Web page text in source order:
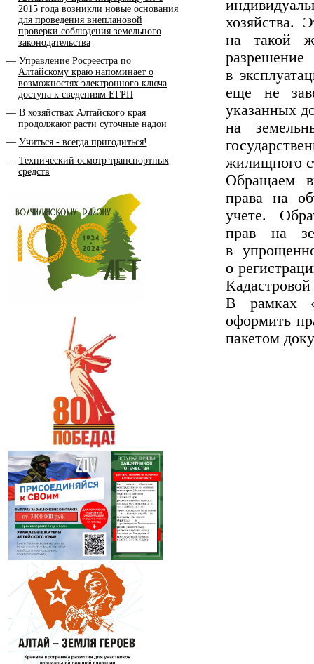
2015 года возникли новые основания
для проведения внеплановой
проверки соблюдения земельного
законодательства
Управление Росреестра по
Алтайскому краю напоминает о
возможностях электронного ключа
доступа к сведениям ЕГРП
В хозяйствах Алтайского края
продолжают расти суточные надои
Учиться - всегда пригодиться!
Технический осмотр транспортных
средств
хозяйства.
на такой
в
еще не
указанных
на
жилищного
Обращаем
права на
учете.
прав на
в
о
В рамках
оформить
пакетом